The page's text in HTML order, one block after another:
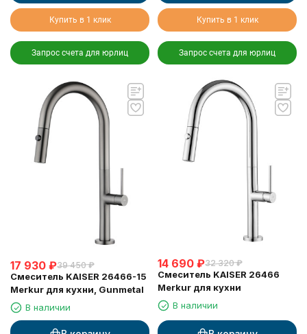
Купить в 1 клик
Запрос счета для юрлиц
Купить в 1 клик
Запрос счета для юрлиц
17 930 ₽39 450 ₽
Смеситель KAISER 26466-15
Merkur для кухни, Gunmetal
В наличии
14 690 ₽32 320 ₽
Смеситель KAISER 26466
Merkur для кухни
В наличии